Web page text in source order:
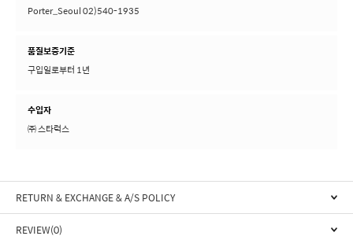
Porter_Seoul 02)540-1935
품질보증기준
구입일로부터 1년
수입자
㈜ 스타럭스
RETURN & EXCHANGE & A/S POLICY
REVIEW(0)